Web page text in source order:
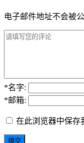
电子邮件地址不会被公
*名字:
*邮箱:
在此浏览器中保存